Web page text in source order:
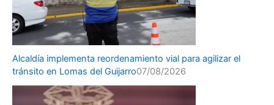
Alcaldía implementa reordenamiento vial para agilizar el
tránsito en Lomas del Guijarro07/08/2026